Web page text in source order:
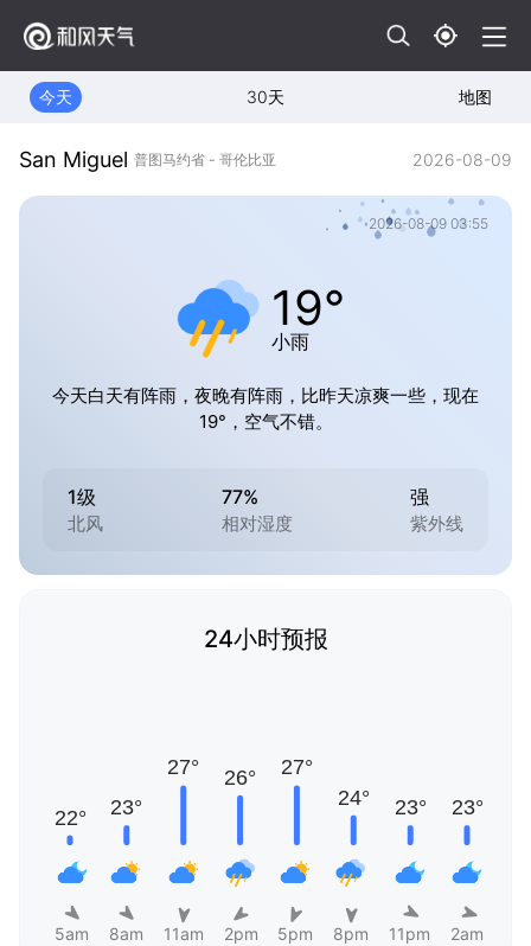
今天 30天 地图
San Miguel 普图马约省 - 哥伦比亚 2026-08-09
2026-08-09 03:55
19°
小雨
今天白天有阵雨，夜晚有阵雨，比昨天凉爽一些，现在
19°，空气不错。
1级
北风
77%
相对湿度
强
紫外线
24小时预报
5am 8am 11am 2pm 5pm 8pm 11pm 2am